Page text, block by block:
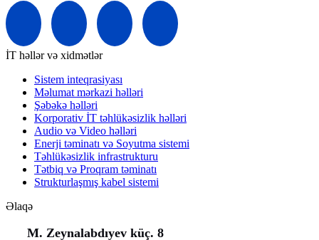
İT həllər və xidmətlər
Sistem inteqrasiyası
Məlumat mərkazi həlləri
Şəbəkə həlləri
Korporativ İT təhlükəsizlik həlləri
Audio və Video həlləri
Enerji təminatı və Soyutma sistemi
Təhlükəsizlik infrastrukturu
Tətbiq və Proqram təminatı
Strukturlaşmış kabel sistemi
Əlaqə
M. Zeynalabdıyev küç. 8